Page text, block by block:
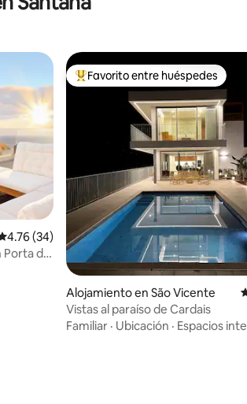
promedio: 4.76 de 5, 34 reseñas
4.76 (34)
Porta da
Favorito entre huéspedes preferido
Favorito entre huéspedes
Alojamiento en São Vicente
Vistas al paraíso de Cardais
Familiar · Ubicación · Espacios